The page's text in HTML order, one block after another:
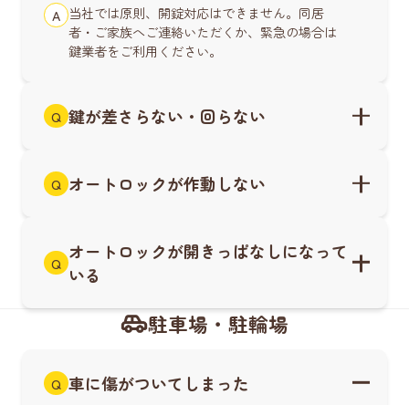
A 当社では原則、開錠対応はできません。同居
者・ご家族へご連絡いただくか、緊急の場合は
鍵業者をご利用ください。
Q 鍵が差さらない・回らない
Q オートロックが作動しない
Q オートロックが開きっぱなしになって
いる
駐車場・駐輪場
Q 車に傷がついてしまった